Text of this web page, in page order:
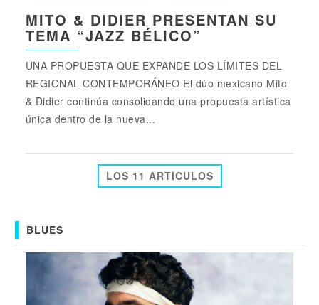
MITO & DIDIER PRESENTAN SU
TEMA “JAZZ BÉLICO”
UNA PROPUESTA QUE EXPANDE LOS LÍMITES DEL
REGIONAL CONTEMPORÁNEO El dúo mexicano Mito
& Didier continúa consolidando una propuesta artística
única dentro de la nueva...
LOS 11 ARTICULOS
BLUES